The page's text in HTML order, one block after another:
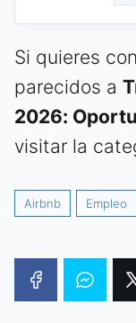
Si quieres
parecidos a
2026:
visitar la
Airbnb Empleo